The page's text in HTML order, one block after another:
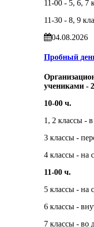
11-00 - 5, 6, 7
11-30 - 8, 9
04.08.2026
Пробный
учениками -
10-00 ч.
1, 2 классы -
3 классы -
4 классы - на
11-00 ч.
5 классы - на
6 классы -
7 классы - во